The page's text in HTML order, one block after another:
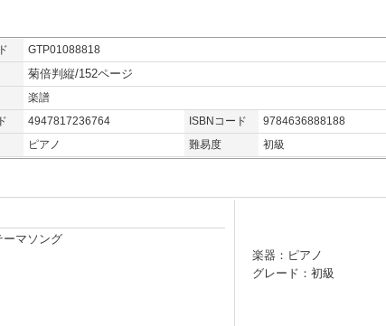
GTP01088818
菊倍判縦/152ページ
楽譜
4947817236764 ISBNコード
9784636888188
ピアノ 難易度 初級
ーマソング
楽器：ピアノ
グレード：初級